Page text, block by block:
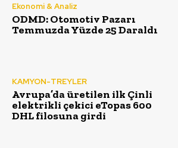
Ekonomi & Analiz
ODMD: Otomotiv Pazarı
Temmuzda Yüzde 25 Daraldı
KAMYON-TREYLER
Avrupa’da üretilen ilk Çinli
elektrikli çekici eTopas 600
DHL filosuna girdi